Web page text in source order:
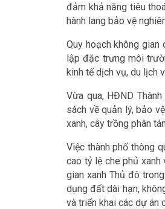
đảm khả năng tiêu
hành lang bảo vệ
Quy hoạch không
lập đặc trưng môi
kinh tế dịch vụ, du lịch
Vừa qua, HĐND
sách về quản lý, bảo
xanh, cây trồng phân
Việc thành phố thông
cao tỷ lệ che phủ
gian xanh Thủ đô
dụng đất dài hạn,
và triển khai các dự án